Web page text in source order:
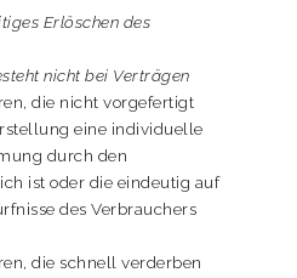
Erlöschen des
nicht bei Verträgen
die nicht vorgefertigt
eine individuelle
durch den
ist oder die eindeutig auf
des Verbrauchers
die schnell verderben